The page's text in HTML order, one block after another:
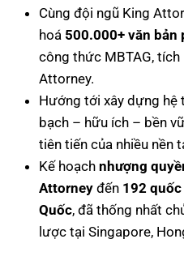
Cùng đội ngũ King
hoá 500.000+ văn bản
công thức MBTAG,
Attorney.
Hướng tới xây dựng hệ
bạch – hữu ích – bền
tiên tiến của nhiều nền
Kế hoạch nhượng
Attorney đến 192
Quốc, đã thống nhất
lược tại Singapore,